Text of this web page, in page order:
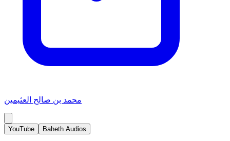
محمد بن صالح العثيمين
YouTube Baheth Audios